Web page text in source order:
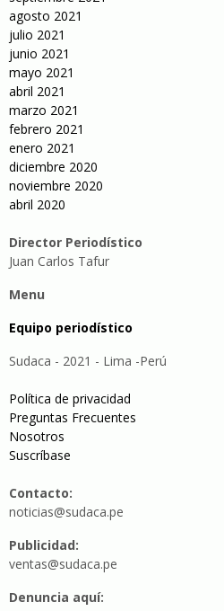
agosto 2021
julio 2021
junio 2021
mayo 2021
abril 2021
marzo 2021
febrero 2021
enero 2021
diciembre 2020
noviembre 2020
abril 2020
Director Periodístico
Juan Carlos Tafur
Menu
Equipo periodístico
Sudaca - 2021 - Lima -Perú
Política de privacidad
Preguntas Frecuentes
Nosotros
Suscríbase
Contacto:
noticias@sudaca.pe
Publicidad:
ventas@sudaca.pe
Denuncia aquí: